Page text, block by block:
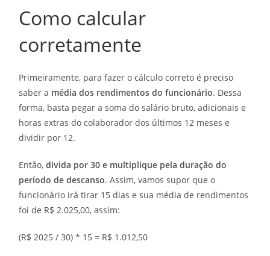
Como calcular
corretamente
Primeiramente, para fazer o cálculo correto é preciso
saber a média dos rendimentos do funcionário. Dessa
forma, basta pegar a soma do salário bruto, adicionais e
horas extras do colaborador dos últimos 12 meses e
dividir por 12.
Então,divida por 30 e multiplique pela duração do
período de descanso. Assim, vamos supor que o
funcionário irá tirar 15 dias e sua média de rendimentos
foi de R$ 2.025,00, assim:
(R$ 2025 / 30) * 15 = R$ 1.012,50